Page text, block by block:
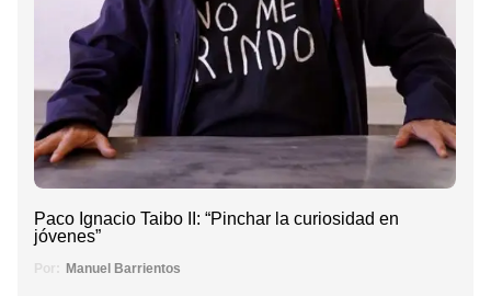
Paco Ignacio Taibo II: “Pinchar la curiosidad en
jóvenes”
Por: Manuel Barrientos